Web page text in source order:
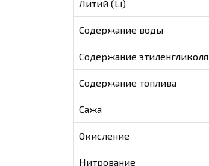
Литий (Li)
Содержание воды
Содержание этиленгликоля
Содержание топлива
Сажа
Окисление
Нитрование